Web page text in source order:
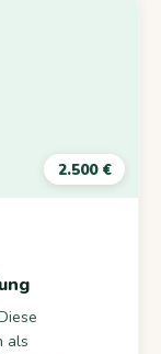
2.500 €
als